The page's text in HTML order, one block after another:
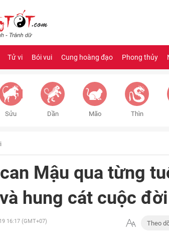
Tử vi Bói vui Cung hoàng đạo Phong thủy
Sửu Dần Mão Thìn
Mậu qua từng
hung cát cuộc đời
16:17 (GMT+07) Theo